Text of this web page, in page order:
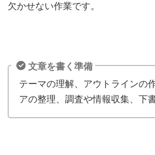
欠かせない作業です。
文章を書く準備
テーマの理解、アウトラインの
アの整理、調査や情報収集、下